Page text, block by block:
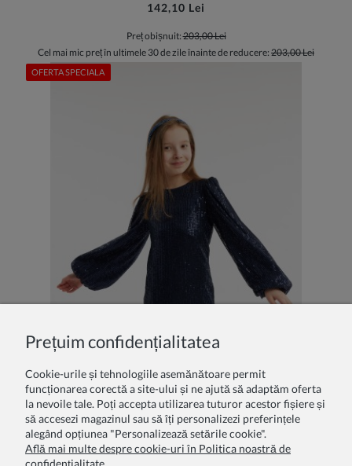
142,10 Lei
Preț obișnuit:203,00 Lei
Cel mai mic preț în ultimele 30 de zile înainte de reducere: 203,00 Lei
OFERTA SPECIALA
Prețuim confidențialitatea
Cookie-urile și tehnologiile asemănătoare permit
funcționarea corectă a site-ului și ne ajută să adaptăm oferta
la nevoile tale. Poți accepta utilizarea tuturor acestor fișiere și
să accesezi magazinul sau să îți personalizezi preferințele
alegând opțiunea "Personalizează setările cookie".
Află mai multe despre cookie-uri în Politica noastră de
confidențialitate.